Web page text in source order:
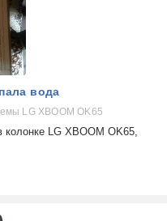
вода
LG XBOOM OK65
LG XBOOM OK65,